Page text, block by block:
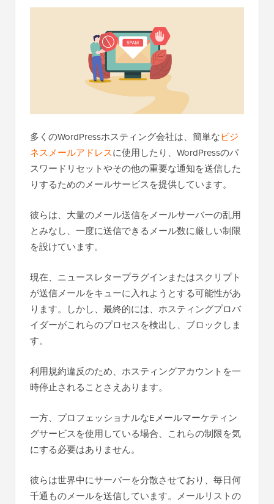
多くのWordPressホスティング会社は、簡単なビジ
ネスメールアドレスに使用したり、WordPressのパ
スワードリセットやその他の重要な通知を送信した
りするためのメールサービスを提供しています。
彼らは、大量のメール送信をメールサーバーの乱用
とみなし、一度に送信できるメール数に厳しい制限
を設けています。
現在、ニュースレタープラグインまたはスクリプト
が送信メールをキューに入れようとする可能性があ
ります。しかし、最終的には、ホスティングプロバ
イダーがこれらのプロセスを検出し、ブロックしま
す。
利用規約違反のため、ホスティングアカウントを一
時停止されることさえあります。
一方、プロフェッショナルなEメールマーケティン
グサービスを使用している場合、これらの制限を気
にする必要はありません。
彼らは世界中にサーバーを分散させており、毎日何
千通ものメールを送信しています。メールリストの